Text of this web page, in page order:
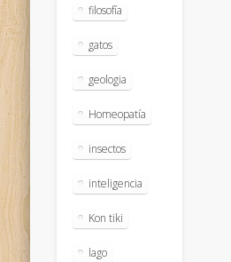
filosofía
gatos
geologia
Homeopatía
insectos
inteligencia
Kon tiki
lago